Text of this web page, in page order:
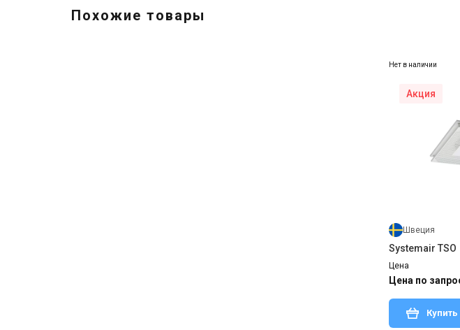
Похожие товары
Нет в наличии
Акция
Швеция
Systemair TSO
Цена
Цена по
Купить